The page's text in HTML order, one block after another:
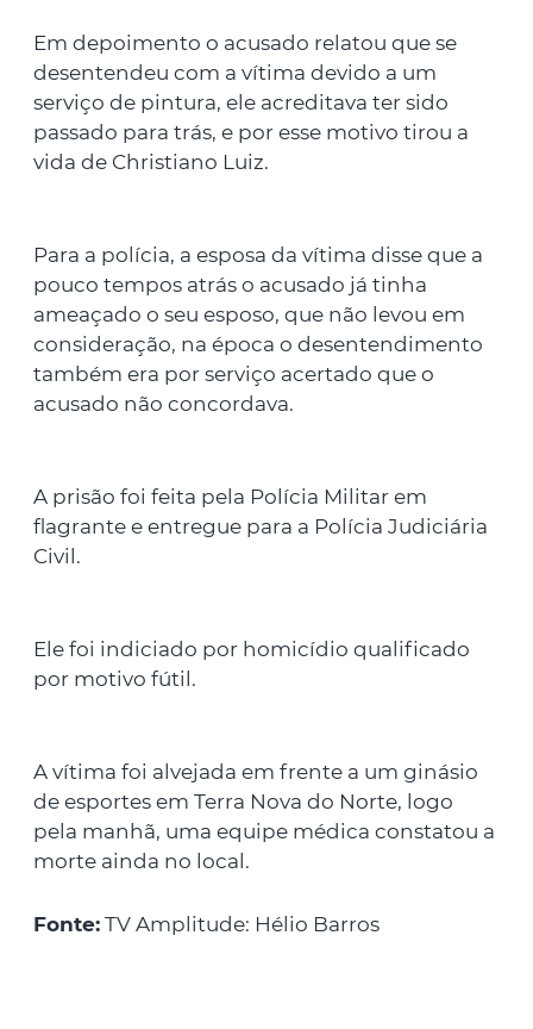
Em depoimento o acusado relatou que se
desentendeu com a vítima devido a um
serviço de pintura, ele acreditava ter sido
passado para trás, e por esse motivo tirou a
vida de Christiano Luiz.
Para a polícia, a esposa da vítima disse que a
pouco tempos atrás o acusado já tinha
ameaçado o seu esposo, que não levou em
consideração, na época o desentendimento
também era por serviço acertado que o
acusado não concordava.
A prisão foi feita pela Polícia Militar em
flagrante e entregue para a Polícia Judiciária
Civil.
Ele foi indiciado por homicídio qualificado
por motivo fútil.
A vítima foi alvejada em frente a um ginásio
de esportes em Terra Nova do Norte, logo
pela manhã, uma equipe médica constatou a
morte ainda no local.
Fonte: TV Amplitude: Hélio Barros